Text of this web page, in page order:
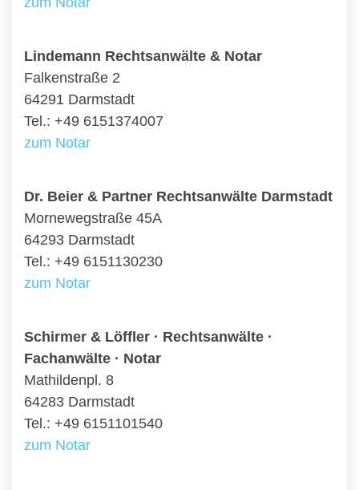
Lindemann Rechtsanwälte & Notar
Falkenstraße 2
64291 Darmstadt
Tel.: +49 6151374007
zum Notar
Dr. Beier & Partner Rechtsanwälte Darmstadt
Mornewegstraße 45A
64293 Darmstadt
Tel.: +49 6151130230
zum Notar
Schirmer & Löffler · Rechtsanwälte ·
Fachanwälte · Notar
Mathildenpl. 8
64283 Darmstadt
Tel.: +49 6151101540
zum Notar